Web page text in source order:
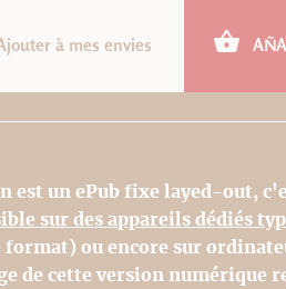
à mes envies
est un ePub fixe layed-out,
sur des appareils dédiés
format) ou encore sur
de cette version numérique